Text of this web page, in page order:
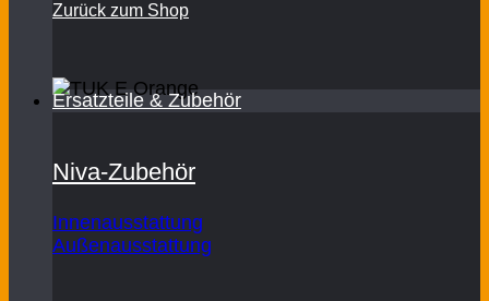
Zurück zum Shop
Ersatzteile & Zubehör
Niva-Zubehör
Innenausstattung
Außenausstattung